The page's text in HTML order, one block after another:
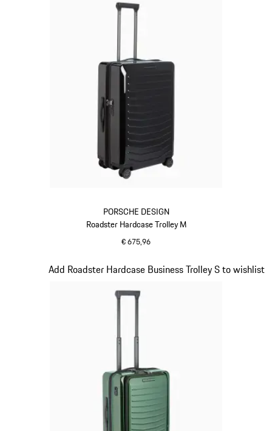
PORSCHE DESIGN
Roadster Hardcase Trolley M
€ 675,96
Add Roadster Hardcase Business Trolley S to wishlist
Dia 12 van 20